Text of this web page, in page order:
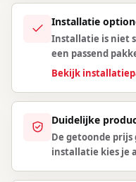
Installatie
Installatie is niet
een passend
Bekijk
Duidelijke
De getoonde
installatie kies je